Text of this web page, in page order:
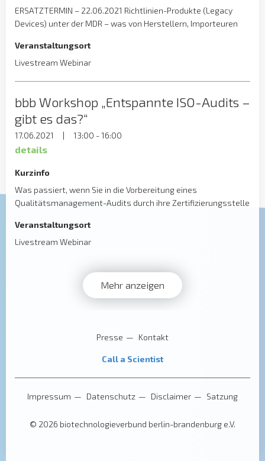
ERSATZTERMIN – 22.06.2021 Richtlinien-Produkte (Legacy
Devices) unter der MDR – was von Herstellern, Importeuren
Altprodukte? Was bis wann? Auch wenn ein Großteil der unter
der MDD 93/42/EWG zertifizierten Medizinprodukte nach den
Importeure und Händler Teile […]
Veranstaltungsort
Livestream Webinar
bbb Workshop „Entspannte ISO-Audits –
gibt es das?“
17.06.2021 | 13:00 - 16:00
details
Kurzinfo
Was passiert, wenn Sie in die Vorbereitung eines
Qualitätsmanagement-Audits durch ihre Zertifizierungsstelle
Bricht bei Ihnen im Unternehmen jedes Jahr aus Neue der
Stress aus, verdrehen die Kollegen die Augen oder haben
Veranstaltungsort
Livestream Webinar
Mehr anzeigen
Presse Kontakt
Call a Scientist
Impressum Datenschutz Disclaimer Satzung
© 2026 biotechnologieverbund berlin-brandenburg e.V.